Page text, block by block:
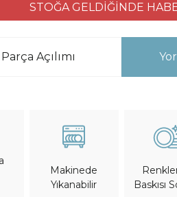
STOĞA GELDİĞİNDE
Açılımı
Makinede
Yıkanabilir
Baskısı